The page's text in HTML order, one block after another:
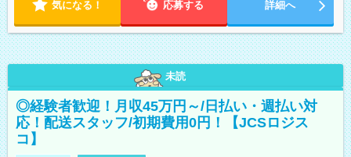
気になる！ 応募する 詳細へ
未読
◎経験者歓迎！月収45万円～/日払い・週払い対
応！配送スタッフ/初期費用0円！【JCSロジス
コ】